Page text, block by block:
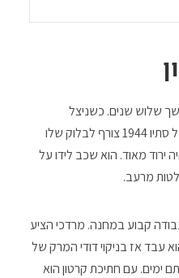
שלוש שנים. כשניצל
מהתופת סיפר שבאחד הערבים של סתיו 1944 צורף לבלוק שלו
ירוד מאוד. הוא שכב לידו על
מרעב.
קבוע במחנה. מרדכי הציע
עבד אז בניקוי דודי המרק של
ימים. עם חתיכת קרטון הוא